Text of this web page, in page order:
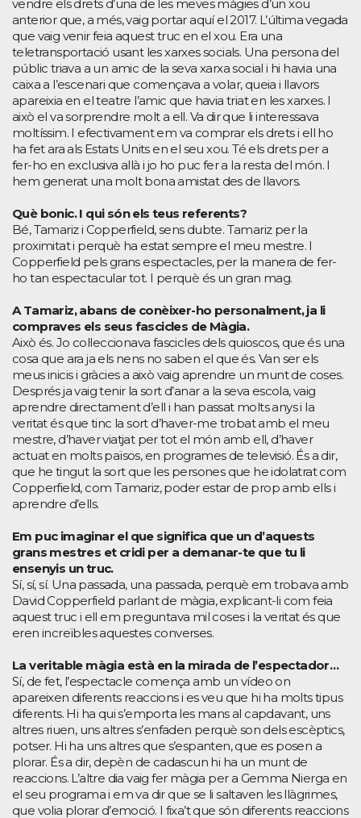
vendre els drets d’una de les meves màgies d’un xou
anterior que, a més, vaig portar aquí el 2017. L’última vegada
que vaig venir feia aquest truc en el xou. Era una
teletransportació usant les xarxes socials. Una persona del
públic triava a un amic de la seva xarxa social i hi havia una
caixa a l’escenari que començava a volar, queia i llavors
apareixia en el teatre l’amic que havia triat en les xarxes. I
això el va sorprendre molt a ell. Va dir que li interessava
moltíssim. I efectivament em va comprar els drets i ell ho
ha fet ara als Estats Units en el seu xou. Té els drets per a
fer-ho en exclusiva allà i jo ho puc fer a la resta del món. I
hem generat una molt bona amistat des de llavors.
Què bonic. I qui són els teus referents?
Bé, Tamariz i Copperfield, sens dubte. Tamariz per la
proximitat i perquè ha estat sempre el meu mestre. I
Copperfield pels grans espectacles, per la manera de fer-
ho tan espectacular tot. I perquè és un gran mag.
A Tamariz, abans de conèixer-ho personalment, ja li
compraves els seus fascicles de Màgia.
Això és. Jo col·leccionava fascicles dels quioscos, que és una
cosa que ara ja els nens no saben el que és. Van ser els
meus inicis i gràcies a això vaig aprendre un munt de coses.
Després ja vaig tenir la sort d’anar a la seva escola, vaig
aprendre directament d’ell i han passat molts anys i la
veritat és que tinc la sort d’haver-me trobat amb el meu
mestre, d’haver viatjat per tot el món amb ell, d’haver
actuat en molts països, en programes de televisió. És a dir,
que he tingut la sort que les persones que he idolatrat com
Copperfield, com Tamariz, poder estar de prop amb ells i
aprendre d’ells.
Em puc imaginar el que significa que un d’aquests
grans mestres et cridi per a demanar-te que tu li
ensenyis un truc.
Sí, sí, sí. Una passada, una passada, perquè em trobava amb
David Copperfield parlant de màgia, explicant-li com feia
aquest truc i ell em preguntava mil coses i la veritat és que
eren increïbles aquestes converses.
La veritable màgia està en la mirada de l’espectador…
Sí, de fet, l’espectacle comença amb un vídeo on
apareixen diferents reaccions i es veu que hi ha molts tipus
diferents. Hi ha qui s’emporta les mans al capdavant, uns
altres riuen, uns altres s’enfaden perquè son dels escèptics,
potser. Hi ha uns altres que s’espanten, que es posen a
plorar. És a dir, depèn de cadascun hi ha un munt de
reaccions. L’altre dia vaig fer màgia per a Gemma Nierga en
el seu programa i em va dir que se li saltaven les llàgrimes,
que volia plorar d’emoció. I fixa’t que són diferents reaccions